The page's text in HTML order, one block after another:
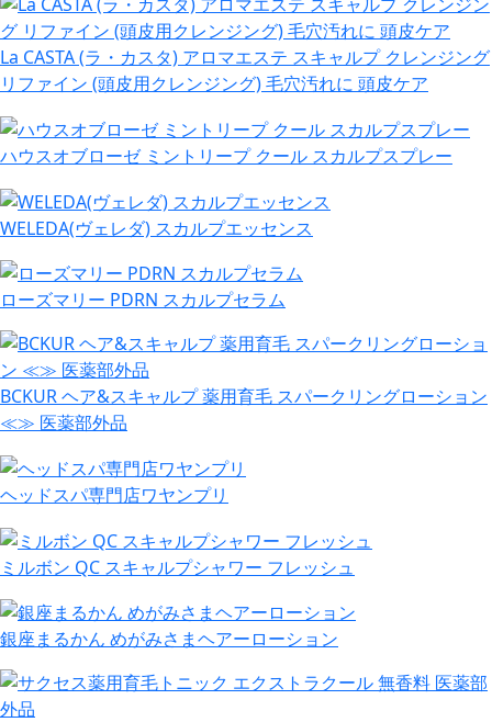
La CASTA (ラ・カスタ) アロマエステ スキャルプ クレンジング
リファイン (頭皮用クレンジング) 毛穴汚れに 頭皮ケア
ハウスオブローゼ ミントリープ クール スカルプスプレー
WELEDA(ヴェレダ) スカルプエッセンス
ローズマリー PDRN スカルプセラム
BCKUR ヘア&スキャルプ 薬用育毛 スパークリングローション
≪≫ 医薬部外品
ヘッドスパ専門店ワヤンプリ
ミルボン QC スキャルプシャワー フレッシュ
銀座まるかん めがみさまヘアーローション